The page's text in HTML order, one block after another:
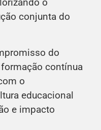
o
conjunta do
do
contínua
o
educacional
e impacto